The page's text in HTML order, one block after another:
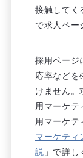
接触してく
で求人ペー
採用ページ
応率などを
けません。
用マーケテ
用マーケテ
マーケティ
説 」で詳し